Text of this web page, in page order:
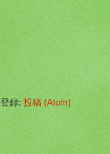
登録:投稿 (Atom)